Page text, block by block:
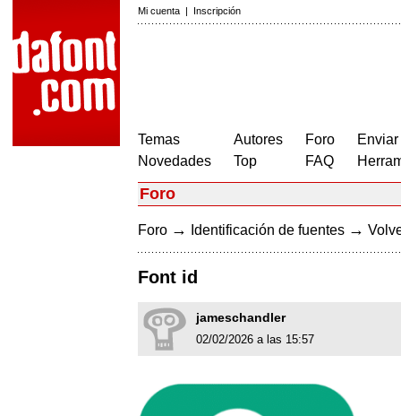
Mi cuenta | Inscripción
Temas
Novedades
Autores
Top
Foro
FAQ
Foro
Foro → Identificación de fuentes →
Font id
jameschandler
02/02/2026 a las 15:57